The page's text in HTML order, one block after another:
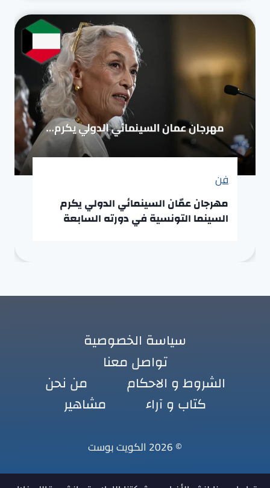
فن
مهرجان عمّان السينمائي الدولي يكرم
السينما التونسية في دورته السابعة
سياسة الخصوصية
تواصل معنا
الشروط و الاحكام
من نحن
كتاب و آراء
مشاهير
© 2026 الكويت بوست